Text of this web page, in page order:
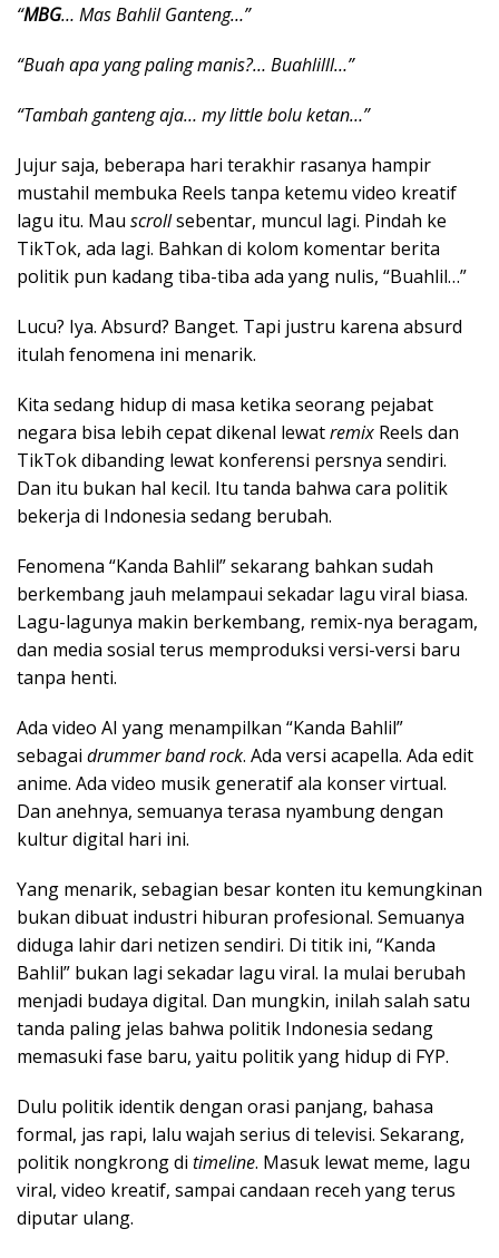
“MBG… Mas Bahlil Ganteng…”
“Buah apa yang paling manis?… Buahlilll…”
“Tambah ganteng aja… my little bolu ketan…”
Jujur saja, beberapa hari terakhir rasanya hampir
mustahil membuka Reels tanpa ketemu video kreatif
lagu itu. Mau scrollsebentar, muncul lagi. Pindah ke
TikTok, ada lagi. Bahkan di kolom komentar berita
politik pun kadang tiba-tiba ada yang nulis, “Buahlil…”
Lucu? Iya. Absurd? Banget. Tapi justru karena absurd
itulah fenomena ini menarik.
Kita sedang hidup di masa ketika seorang pejabat
negara bisa lebih cepat dikenal lewatremix Reels dan
TikTok dibanding lewat konferensi persnya sendiri.
Dan itu bukan hal kecil. Itu tanda bahwa cara politik
bekerja di Indonesia sedang berubah.
Fenomena “Kanda Bahlil” sekarang bahkan sudah
berkembang jauh melampaui sekadar lagu viral biasa.
Lagu-lagunya makin berkembang, remix-nya beragam,
dan media sosial terus memproduksi versi-versi baru
tanpa henti.
Ada video AI yang menampilkan “Kanda Bahlil”
sebagai drummer band rock. Ada versi acapella. Ada edit
anime. Ada video musik generatif ala konser virtual.
Dan anehnya, semuanya terasa nyambung dengan
kultur digital hari ini.
Yang menarik, sebagian besar konten itu kemungkinan
bukan dibuat industri hiburan profesional. Semuanya
diduga lahir dari netizen sendiri. Di titik ini, “Kanda
Bahlil” bukan lagi sekadar lagu viral. Ia mulai berubah
menjadi budaya digital. Dan mungkin, inilah salah satu
tanda paling jelas bahwa politik Indonesia sedang
memasuki fase baru, yaitu politik yang hidup di FYP.
Dulu politik identik dengan orasi panjang, bahasa
formal, jas rapi, lalu wajah serius di televisi. Sekarang,
politik nongkrong di timeline. Masuk lewat meme, lagu
viral, video kreatif, sampai candaan receh yang terus
diputar ulang.